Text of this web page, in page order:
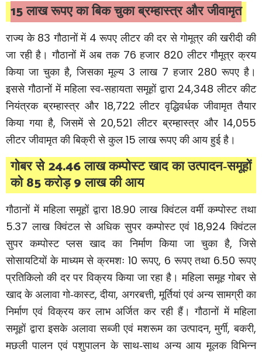
15 लाख रूपए का बिक चुका ब्रम्हास्त्र और जीवामृत
राज्य के 83 गौठानों में 4 रूपए लीटर की दर से गोमूत्र की खरीदी की
जा रही है। गौठानों में अब तक 76 हजार 820 लीटर गौमूत्र क्रय
किया जा चुका है,जिसका मूल्य 3 लाख 7 हजार 280 रूपए है।
इससे गौठानों में महिला स्व-सहायता समूहों द्वारा 24,348 लीटर कीट
नियंत्रक ब्रम्हास्त्र और 18,722 लीटर वृद्धिवर्धक जीवामृत तैयार
किया गया है,जिसमें से 20,521 लीटर ब्रम्हास्त्र और 14,055
लीटर जीवामृत की बिक्री से कुल 15 लाख रूपए की आय हुई है।
गोबर से 24.46लाख कम्पोस्ट खाद का उत्पादन-समूहों
को 85 करोड़ 9 लाख की आय
गौठानों में महिला समूहों द्वारा 18.90 लाख क्विंटल वर्मी कम्पोस्ट तथा
5.37 लाख क्विंटल से अधिक सुपर कम्पोस्ट एवं18,924 क्विंटल
सुपर कम्पोस्ट प्लस खाद का निर्माण किया जा चुका है,जिसे
सोसायटियों के माध्यम से क्रमशः10 रूपए, 6 रूपए तथा 6.50 रूपए
प्रतिकिलो की दर पर विक्रय किया जा रहा है। महिला समूह गोबर से
खाद के अलावा गो-कास्ट,दीया, अगरबत्ती,मूर्तियां एवं अन्य सामग्री का
निर्माण एवं विक्रय कर लाभ अर्जित कर रही हैं। गौठानों में महिला
समूहों द्वारा इसके अलावा सब्जी एवं मशरूम का उत्पादन,मुर्गी,बकरी,
मछली पालन एवं पशुपालन के साथ-साथ अन्य आय मूलक विभिन्न